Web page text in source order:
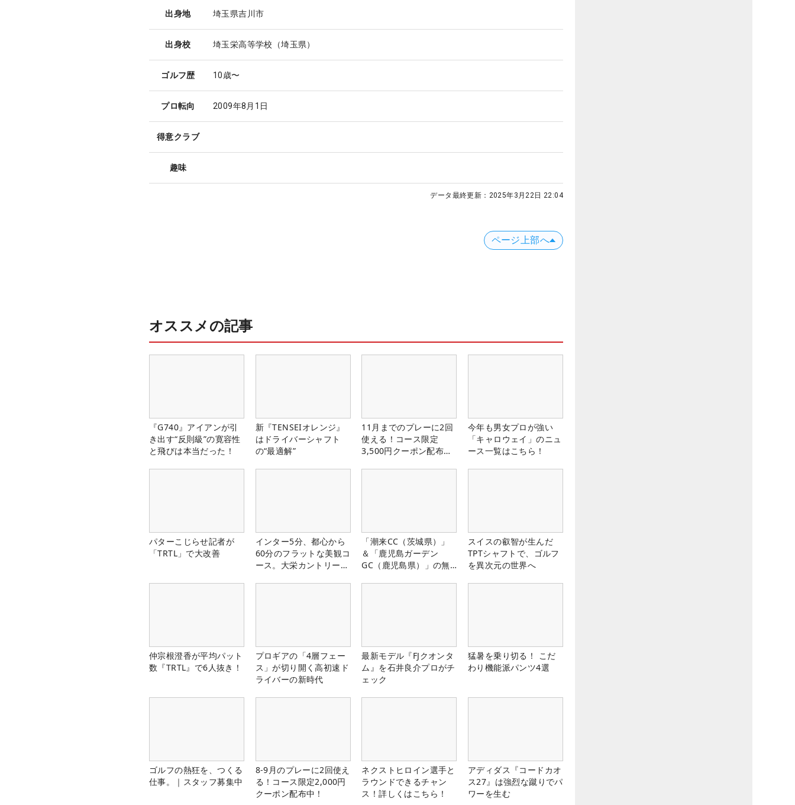
出身地 埼玉県吉川市
出身校 埼玉栄高等学校（埼玉県）
ゴルフ歴 10歳〜
プロ転向 2009年8月1日
得意クラブ
趣味
データ最終更新： 2025年3月22日 22:04
ページ上部へ
オススメの記事
『G740』アイアンが引
き出す“反則級”の寛容性
と飛びは本当だった！
新『TENSEIオレンジ』
はドライバーシャフト
の“最適解”
11月までのプレーに2回
使える！コース限定
3,500円クーポン配布
今年も男女プロが強い
「キャロウェイ」のニュ
ース一覧はこちら！
パターこじらせ記者が
「TRTL」で大改善
インター5分、都心から
60分のフラットな美観コ
ース。大栄カントリー俱
「潮来CC（茨城県）」
＆「鹿児島ガーデン
GC（鹿児島県）」の無
スイスの叡智が生んだ
TPTシャフトで、ゴルフ
を異次元の世界へ
仲宗根澄香が平均パット
数『TRTL』で6人抜き！
プロギアの「4層フェー
ス」が切り開く高初速ド
ライバーの新時代
最新モデル『FJクオンタ
ム』を石井良介プロがチ
ェック
猛暑を乗り切る！ こだ
わり機能派パンツ4選
ゴルフの熱狂を、つくる
仕事。｜スタッフ募集中
8-9月のプレーに2回使え
る！コース限定2,000円
クーポン配布中！
ネクストヒロイン選手と
ラウンドできるチャン
ス！詳しくはこちら！
アディダス『コードカオ
ス27』は強烈な蹴りでパ
ワーを生む